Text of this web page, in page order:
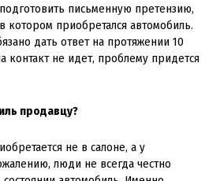
письменную претензию,
котором приобретался автомобиль.
дать ответ на протяжении 10
контакт не идет, проблему придется
продавцу?
не в салоне, а у
люди не всегда честно